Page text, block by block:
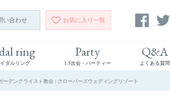
い合わせ お気に入り 一覧
ring
ダルリング
Party
1.5次会・パーティー
Q&A
よくある質問
デンクライスト教会 | クローバーズウェディングリゾート